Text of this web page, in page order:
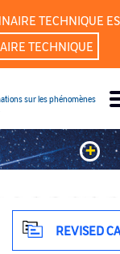
TECHNIQUE
TECHNIQUE
sur les phénomènes
+
REVISED